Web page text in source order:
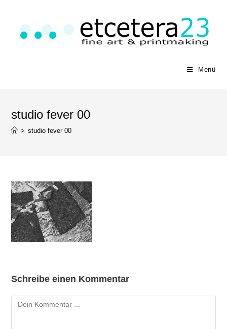
Menü
studio fever 00
> studio fever 00
Schreibe einen Kommentar